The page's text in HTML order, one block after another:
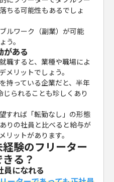
ちる可能性もあるでしょ
ルワーク（副業）が可能
う。
がある
職すると、業種や職場によ
メリットでしょう。
持っている企業だと、半年
られることも珍しくあり
すれば「転勤なし」の形態
りの社員と比べると給与が
リットがあります。
験のフリーター
る？
員になれる